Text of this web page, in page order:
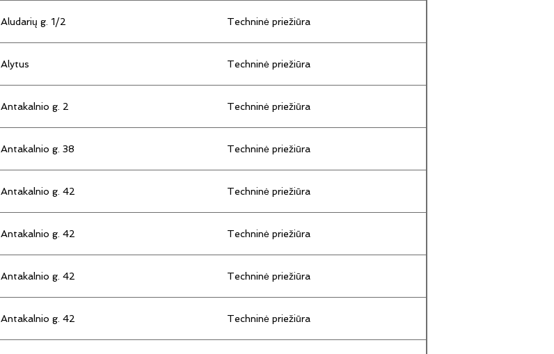
Aludarių g. 1/2 Techninė priežiūra
Alytus Techninė priežiūra
Antakalnio g. 2 Techninė priežiūra
Antakalnio g. 38 Techninė priežiūra
Antakalnio g. 42 Techninė priežiūra
Antakalnio g. 42 Techninė priežiūra
Antakalnio g. 42 Techninė priežiūra
Antakalnio g. 42 Techninė priežiūra